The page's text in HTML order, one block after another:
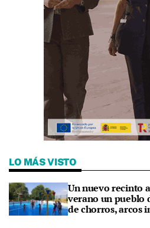
LO MÁS VISTO
Un nuevo recinto
verano un pueblo
de chorros, arcos